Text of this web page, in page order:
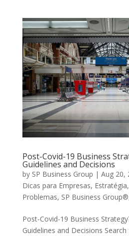
Post-Covid-19 Business
Guidelines and Decisions
by SP Business Group | Aug 20,
Dicas para Empresas, Estratégia,
Problemas, SP Business Group®
Post-Covid-19 Business
Guidelines and Decisions